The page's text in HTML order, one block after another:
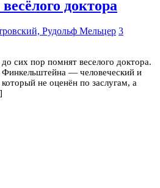
доктора
Рудольф Мельцер 3
сих пор помнят веселого доктора.
— человеческий и
не оценён по заслугам, а